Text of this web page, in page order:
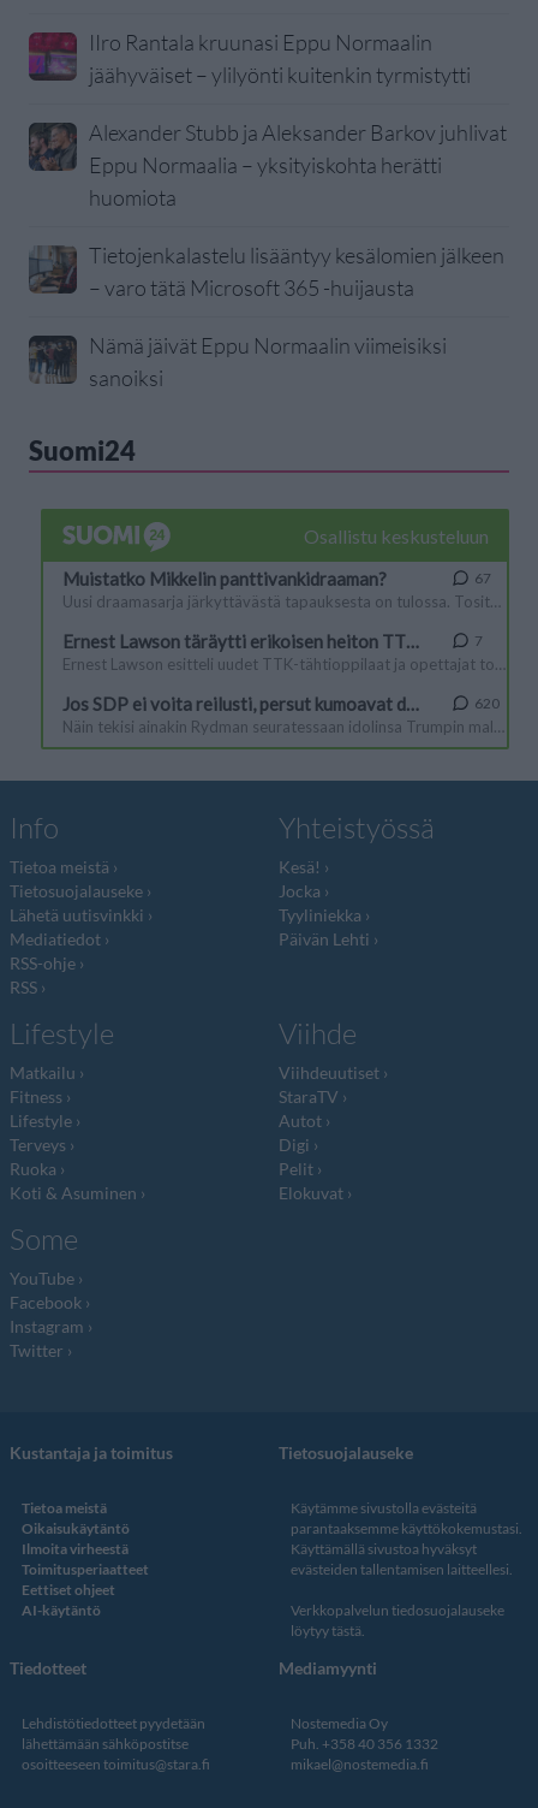
IIro Rantala kruunasi Eppu Normaalin
jäähyväiset – ylilyönti kuitenkin tyrmistytti
Alexander Stubb ja Aleksander Barkov juhlivat
Eppu Normaalia – yksityiskohta herätti
huomiota
Tietojenkalastelu lisääntyy kesälomien jälkeen
– varo tätä Microsoft 365 -huijausta
Nämä jäivät Eppu Normaalin viimeisiksi
sanoiksi
Suomi24
Info
Tietoa meistä
Tietosuojalauseke
Lähetä uutisvinkki
Mediatiedot
RSS-ohje
RSS
Yhteistyössä
Kesä!
Jocka
Tyyliniekka
Päivän Lehti
Lifestyle
Matkailu
Fitness
Lifestyle
Terveys
Ruoka
Koti & Asuminen
Viihde
Viihdeuutiset
StaraTV
Autot
Digi
Pelit
Elokuvat
Some
YouTube
Facebook
Instagram
Twitter
Kustantaja ja toimitus
Tietoa meistä
Oikaisukäytäntö
Ilmoita virheestä
Toimitusperiaatteet
Eettiset ohjeet
AI-käytäntö
Tietosuojalauseke
Käytämme sivustolla evästeitä
parantaaksemme käyttökokemustasi.
Käyttämällä sivustoa hyväksyt
evästeiden tallentamisen laitteellesi.
Verkkopalvelun tiedosuojalauseke
löytyy tästä.
Tiedotteet
Lehdistötiedotteet pyydetään
lähettämään sähköpostitse
osoitteeseen toimitus@stara.fi
Mediamyynti
Nostemedia Oy
Puh. +358 40 356 1332
mikael@nostemedia.fi